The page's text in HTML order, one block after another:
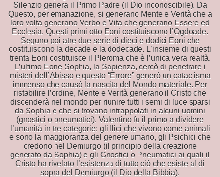
Silenzio genera il Primo Padre (il Dio inconoscibile). Da
Questo, per emanazione, si generano Mente e Verità che a
loro volta generano Verbo e Vita che generano Essere ed
Ecclesia. Questi primi otto Eoni costituiscono l’Ogdoade.
Seguno poi atre due serie di dieci e dodici Eoni che
costituiscono la decade e la dodecade. L’insieme di questi
trenta Eoni costituisce il Pleroma che è l’unica vera realtà.
L’ultimo Eone Sophia, la Sapienza, cercò di penetrare i
misteri dell’Abisso e questo “Errore” generò un cataclisma
immenso che causò la nascita del Mondo materiale. Per
ristabilire l’ordine, Mente e Verità generano il Cristo che
discenderà nel mondo per riunire tutti i semi di luce sparsi
da Sophia e che si trovano intrappolati in alcuni uomini
(gnostici o pneumatici). Valentino fu il primo a dividere
l’umanità in tre categorie: gli Ilici che vivono come animali
e sono la maggioranza del genere umano, gli Psichici che
credono nel Demiurgo (il principio della creazione
generato da Sophia) e gli Gnostici o Pneumatici ai quali il
Cristo ha rivelato l’esistenza di tutto ciò che esiste al di
sopra del Demiurgo (il Dio della Bibbia).
PER "FABBRICARE" L'UOMO?